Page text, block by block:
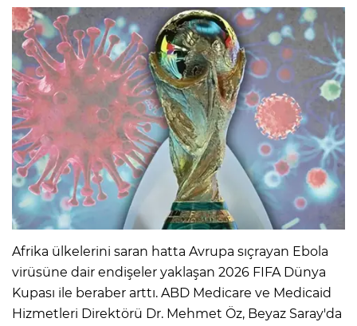
Afrika ülkelerini saran hatta Avrupa sıçrayan Ebola
virüsüne dair endişeler yaklaşan 2026 FIFA Dünya
Kupası ile beraber arttı. ABD Medicare ve Medicaid
Hizmetleri Direktörü Dr. Mehmet Öz, Beyaz Saray'da